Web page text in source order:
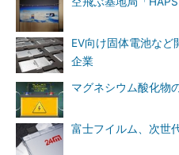
EV向け固体電池な
企業
マグネシウム酸化物
富士フイルム、次世